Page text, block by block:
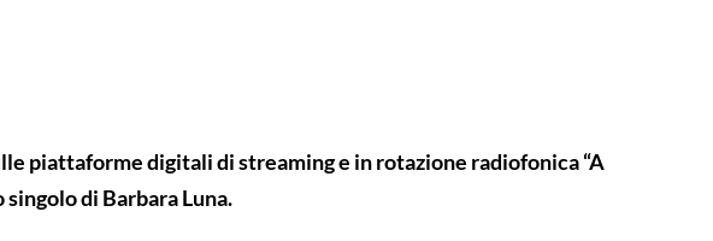
piattaforme digitali di streaming e in rotazione radiofonica “A
singolo di Barbara Luna.